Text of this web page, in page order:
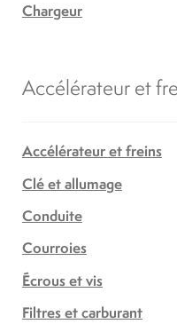
Chargeur
Accélérateur et
Accélérateur et freins
Clé et allumage
Conduite
Courroies
Écrous et vis
Filtres et carburant